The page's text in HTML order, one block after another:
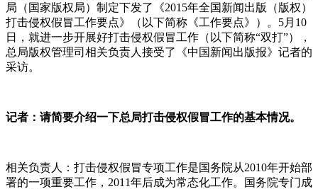
局（国家版权局）制定下发了《2015年全国新闻出版（版权）
打击侵权假冒工作要点》（以下简称《工作要点》）。 5月 10
日，就进一步开展好打击侵权假冒工作（以下简称“双打”），
总局版权管理司相关负责人接受了《中国新闻出版报》记者的
采访。
记者：请简要介绍一下总局打击侵权假冒工作的基本情况。
相关负责人：打击侵权假冒专项工作是国务院从2010年开始部
署的一项重要工作， 2011年后成为常态化工作。国务院专门成